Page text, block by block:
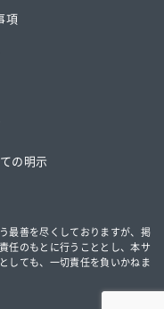
項
の明示
最善を尽くしておりますが、掲
任のもとに行うこととし、本サ
しても、一切責任を負いかねま